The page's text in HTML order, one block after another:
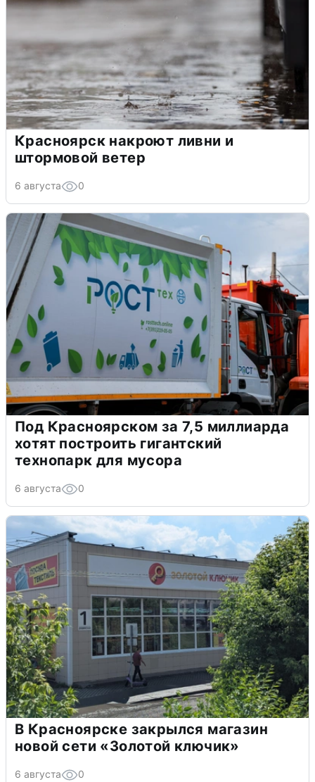
Красноярск накроют ливни и
штормовой ветер
6 августа 0
Под Красноярском за 7,5 миллиарда
хотят построить гигантский
технопарк для мусора
6 августа 0
В Красноярске закрылся магазин
новой сети «Золотой ключик»
6 августа 0